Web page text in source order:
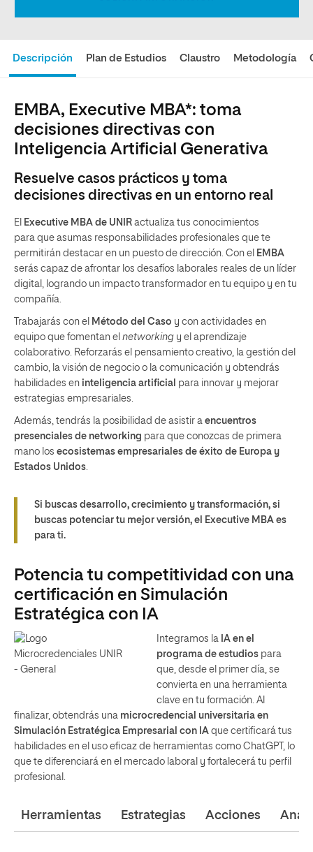
Descripción Plan de Estudios Claustro Metodología
EMBA, Executive MBA*: toma
decisiones directivas con
Inteligencia Artificial Generativa
Resuelve casos prácticos y toma
decisiones directivas en un entorno real
El Executive MBA de UNIR actualiza tus conocimientos
para que asumas responsabilidades profesionales que te
permitirán destacar en un puesto de dirección. Con el EMBA
serás capaz de afrontar los desafíos laborales reales de un líder
digital, logrando un impacto transformador en tu equipo y en tu
compañía.
Trabajarás con el Método del Caso y con actividades en
equipo que fomentan el networking y el aprendizaje
colaborativo. Reforzarás el pensamiento creativo, la gestión del
cambio, la visión de negocio o la comunicación y obtendrás
habilidades en inteligencia artificial para innovar y mejorar
estrategias empresariales.
Además, tendrás la posibilidad de asistir a encuentros
presenciales de networking para que conozcas de primera
mano los ecosistemas empresariales de éxito de Europa y
Estados Unidos.
Si buscas desarrollo, crecimiento y transformación, si
buscas potenciar tu mejor versión, el Executive MBA es
para ti.
Potencia tu competitividad con una
certificación en Simulación
Estratégica con IA
Integramos la IA en el
programa de estudios para
que, desde el primer día, se
convierta en una herramienta
clave en tu formación. Al
finalizar, obtendrás una microcredencial universitaria en
Simulación Estratégica Empresarial con IA que certificará tus
habilidades en el uso eficaz de herramientas como ChatGPT, lo
que te diferenciará en el mercado laboral y fortalecerá tu perfil
profesional.
Herramientas Estrategias Acciones